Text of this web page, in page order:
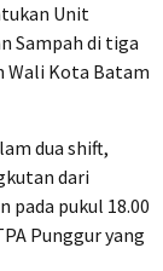
Unit
Sampah di tiga
Wali Kota Batam
dua shift,
dari
pada pukul 18.00
Punggur yang